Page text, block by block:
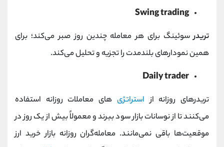
Swing trading
تریدرسوئینگ برای هر معامله چندین روز صبر می‌کند؛ برای
همین نمودارهای بلندمدت‌ را تجزیه و تحلیل می‌کند.
Daily trader
تریدرهای روزانه از استراتژی‌ های معاملات روزانه استفاده
می‌کنند تا از نوسانات بازار سود ببرند و معمولاً بیش از یک روز در
موقعیت‌ها باقی نمی‌مانند. معامله‌گران روزانه بازار خرید ارز